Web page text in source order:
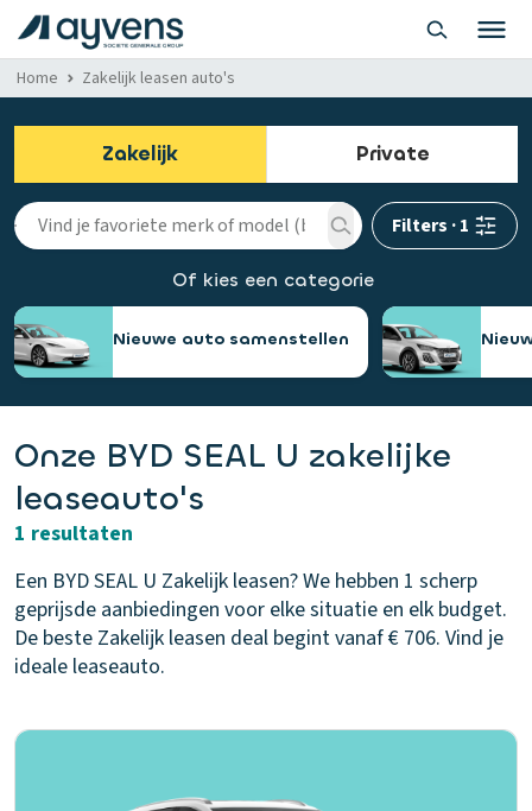
Home Zakelijk leasen auto's
Zakelijk Private
Filters ·1
Of kies een categorie
Nieuwe auto samenstellen
Onze BYD SEAL U zakelijke
leaseauto's
1 resultaten
Een BYD SEAL U Zakelijk leasen? We hebben 1 scherp
geprijsde aanbiedingen voor elke situatie en elk budget.
De beste Zakelijk leasen deal begint vanaf € 706. Vind je
ideale leaseauto.